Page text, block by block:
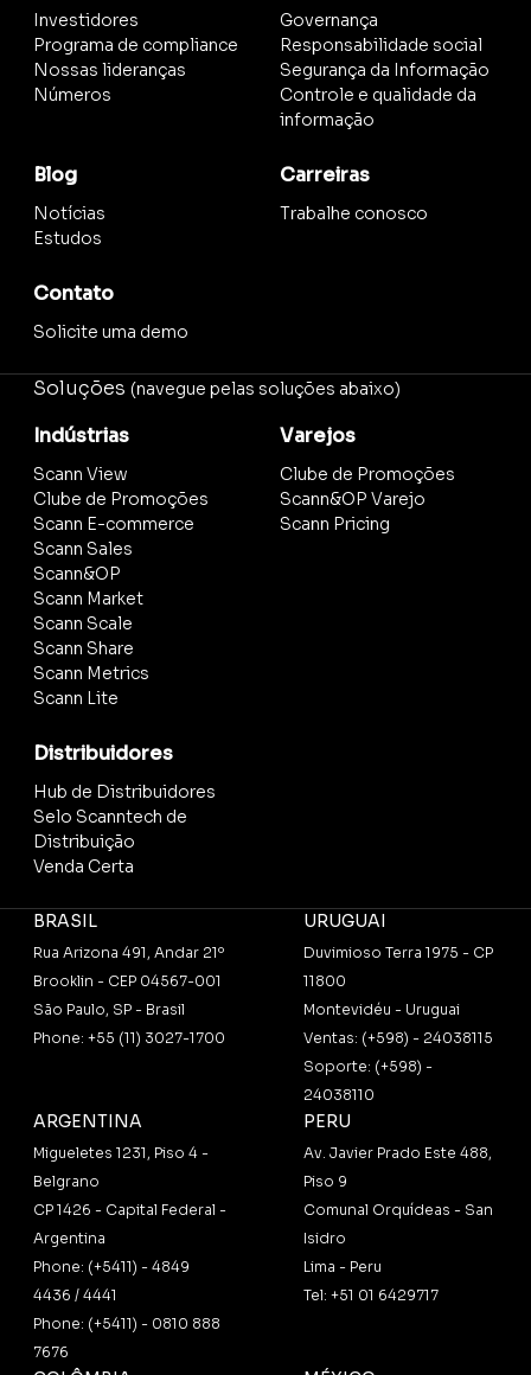
Investidores
Programa de compliance
Nossas lideranças
Números
Governança
Responsabilidade social
Segurança da Informação
Controle e qualidade da
informação
Blog
Notícias
Estudos
Carreiras
Trabalhe conosco
Contato
Solicite uma demo
Soluções (navegue pelas soluções abaixo)
Indústrias
Scann View
Clube de Promoções
Scann E-commerce
Scann Sales
Scann&OP
Scann Market
Scann Scale
Scann Share
Scann Metrics
Scann Lite
Varejos
Clube de Promoções
Scann&OP Varejo
Scann Pricing
Distribuidores
Hub de Distribuidores
Selo Scanntech de
Distribuição
Venda Certa
BRASIL
Rua Arizona 491, Andar 21º
Brooklin - CEP 04567-001
São Paulo, SP - Brasil
Phone: +55 (11) 3027-1700
URUGUAI
Duvimioso Terra 1975 - CP
11800
Montevidéu - Uruguai
Ventas: (+598) - 24038115
Soporte: (+598) -
24038110
ARGENTINA
Migueletes 1231, Piso 4 -
Belgrano
CP 1426 - Capital Federal -
Argentina
Phone: (+5411) - 4849
4436 / 4441
Phone: (+5411) - 0810 888
7676
PERU
Av. Javier Prado Este 488,
Piso 9
Comunal Orquídeas - San
Isidro
Lima - Peru
Tel: +51 01 6429717